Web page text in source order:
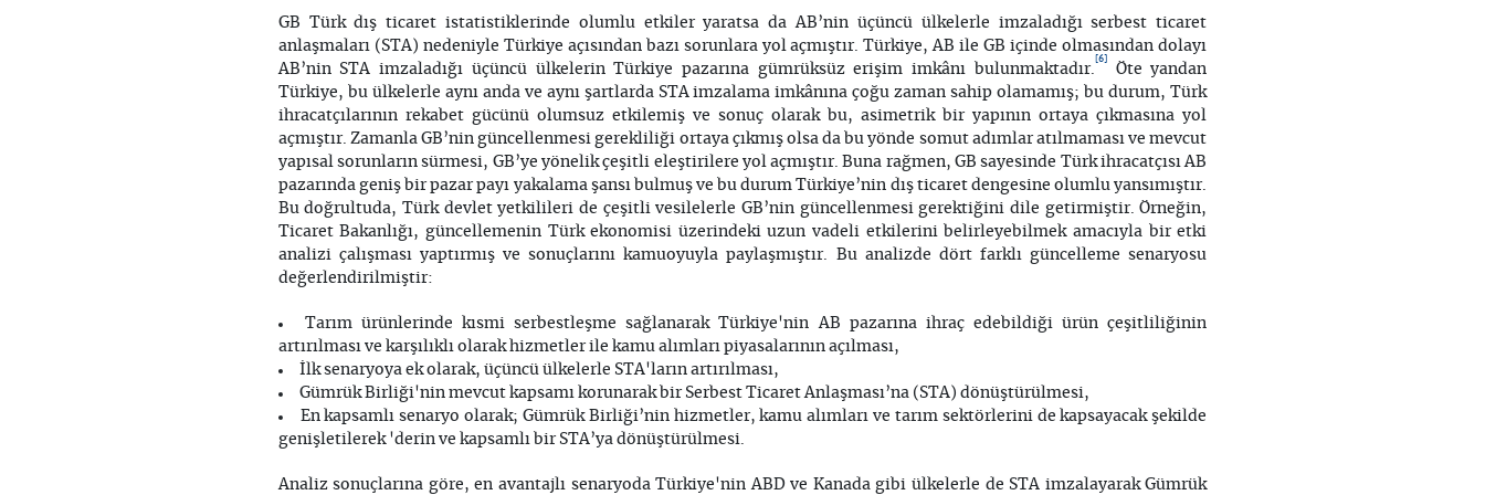
GB Türk dış ticaret istatistiklerinde olumlu etkiler yaratsa da AB’nin üçüncü ülkelerle imzaladığı serbest ticaret
anlaşmaları (STA) nedeniyle Türkiye açısından bazı sorunlara yol açmıştır. Türkiye, AB ile GB içinde olmasından dolayı
AB’nin STA imzaladığı üçüncü ülkelerin Türkiye pazarına gümrüksüz erişim imkânı bulunmaktadır.
[6]
Öte yandan
Türkiye, bu ülkelerle aynı anda ve aynı şartlarda STA imzalama imkânına çoğu zaman sahip olamamış; bu durum, Türk
ihracatçılarının rekabet gücünü olumsuz etkilemiş ve sonuç olarak bu, asimetrik bir yapının ortaya çıkmasına yol
açmıştır. Zamanla GB’nin güncellenmesi gerekliliği ortaya çıkmış olsa da bu yönde somut adımlar atılmaması ve mevcut
yapısal sorunların sürmesi, GB’ye yönelik çeşitli eleştirilere yol açmıştır. Buna rağmen, GB sayesinde Türk ihracatçısı AB
pazarında geniş bir pazar payı yakalama şansı bulmuş ve bu durum Türkiye’nin dış ticaret dengesine olumlu yansımıştır.
Bu doğrultuda, Türk devlet yetkilileri de çeşitli vesilelerle GB’nin güncellenmesi gerektiğini dile getirmiştir. Örneğin,
Ticaret Bakanlığı, güncellemenin Türk ekonomisi üzerindeki uzun vadeli etkilerini belirleyebilmek amacıyla bir etki
analizi çalışması yaptırmış ve sonuçlarını kamuoyuyla paylaşmıştır. Bu analizde dört farklı güncelleme senaryosu
değerlendirilmiştir:
Tarım ürünlerinde kısmi serbestleşme sağlanarak Türkiye'nin AB pazarına ihraç edebildiği ürün çeşitliliğinin
artırılması ve karşılıklı olarak hizmetler ile kamu alımları piyasalarının açılması,
İlk senaryoya ek olarak, üçüncü ülkelerle STA'ların artırılması,
Gümrük Birliği'nin mevcut kapsamı korunarak bir Serbest Ticaret Anlaşması’na (STA) dönüştürülmesi,
En kapsamlı senaryo olarak; Gümrük Birliği’nin hizmetler, kamu alımları ve tarım sektörlerini de kapsayacak şekilde
genişletilerek 'derin ve kapsamlı bir STA’ya dönüştürülmesi.
Analiz sonuçlarına göre, en avantajlı senaryoda Türkiye'nin ABD ve Kanada gibi ülkelerle de STA imzalayarak Gümrük